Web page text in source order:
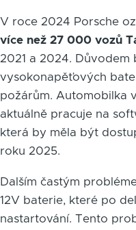
V roce 2024 Porsche
více než 27 000 vozů
2021 a 2024.
vysokonapěťových
požárům. Automobilka
aktuálně pracuje na
která by měla být
roku 2025.
Dalším častým
12V baterie, které po
nastartování. Tento